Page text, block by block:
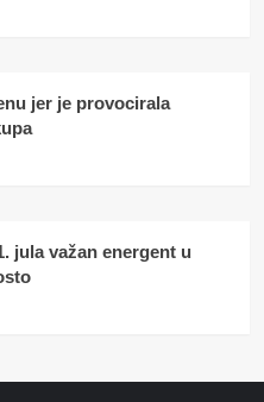
jer je provocirala
jula važan energent u